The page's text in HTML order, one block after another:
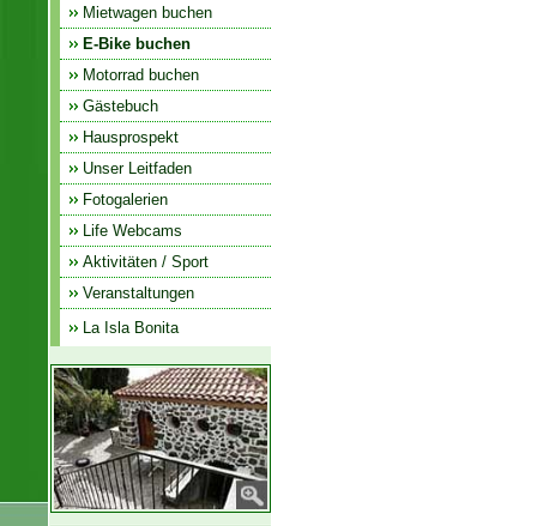
Mietwagen buchen
E-Bike buchen
Motorrad buchen
Gästebuch
Hausprospekt
Unser Leitfaden
Fotogalerien
Life Webcams
Aktivitäten / Sport
Veranstaltungen
La Isla Bonita